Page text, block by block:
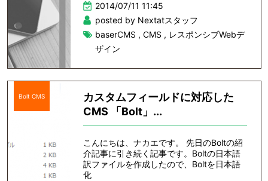
2014/07/11 11:45
posted by Nextatスタッフ
baserCMS , CMS , レスポンシブWebデ
ザイン
Bolt CMS
カスタムフィールドに対応した
CMS 「Bolt」...
こんにちは、ナカエです。 先日のBoltの紹
介記事に引き続く記事です。Boltの日本語
訳ファイルを作成したので、Boltを日本語
化